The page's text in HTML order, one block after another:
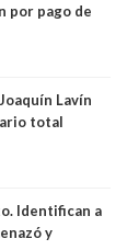
por pago de
Lavín
total
Identifican a
y